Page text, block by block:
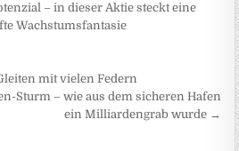
– in dieser Aktie steckt eine
Wachstumsfantasie
mit vielen Federn
Sturm – wie aus dem sicheren Hafen
ein Milliardengrab wurde →